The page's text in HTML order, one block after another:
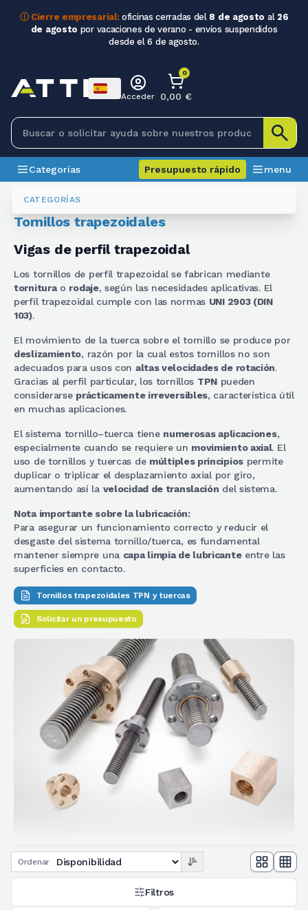
ⓘ Cierre empresarial: oficinas cerradas del 8 de agosto al 26
de agosto por vacaciones de verano - envíos suspendidos
desde el 6 de agosto.
CATEGORÍAS
Acceder
0
0,00 €
Categorías Presupuesto rápido menu
Tornillos Y Ejes
Tornillos trapezoidales
Vigas de perfil trapezoidal
Los tornillos de perfil trapezoidal se fabrican mediante
torniturao rodaje, según las necesidades aplicativas. El
perfil trapezoidal cumple con las normas UNI 2903 (DIN
103).
El movimiento de la tuerca sobre el tornillo se produce por
deslizamiento, razón por la cual estos tornillos no son
adecuados para usos con altas velocidades de rotación.
Gracias al perfil particular, los tornillos TPNpueden
considerarse prácticamente irreversibles, característica útil
en muchas aplicaciones.
El sistema tornillo–tuerca tiene numerosas aplicaciones,
especialmente cuando se requiere un movimiento axial. El
uso de tornillos y tuercas de múltiples principios permite
duplicar o triplicar el desplazamiento axial por giro,
aumentando así la velocidad de translación del sistema.
Nota importante sobre la lubricación:
Para asegurar un funcionamiento correcto y reducir el
desgaste del sistema tornillo/tuerca, es fundamental
mantener siempre una capa limpia de lubricanteentre las
superficies en contacto.
Tornillos trapezoidales TPN y tuercas
Solicitar un presupuesto
Ordenar
Filtros